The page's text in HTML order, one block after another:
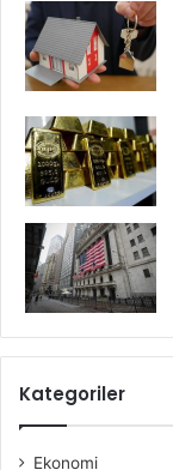
Kategoriler
Ekonomi